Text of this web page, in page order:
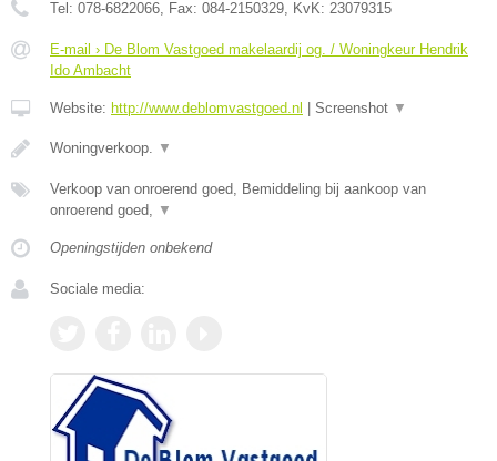
Tel: 078-6822066, Fax: 084-2150329, KvK: 23079315
E-mail › De Blom Vastgoed makelaardij og. / Woningkeur Hendrik
Ido Ambacht
Website: http://www.deblomvastgoed.nl Screenshot ▼
Woningverkoop. ▼
Verkoop van onroerend goed, Bemiddeling bij aankoop van
onroerend goed, ▼
Openingstijden onbekend
Sociale media: